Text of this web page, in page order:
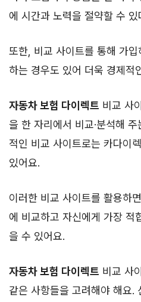
에 시간과 노력을 절약할 수
또한, 비교 사이트를 통해 가
하는 경우도 있어 더욱 경제적
자동차 보험 다이렉트 비교 사
을 한 자리에서 비교·분석해
적인 비교 사이트로는 카다이
있어요.
이러한 비교 사이트를 활용하
에 비교하고 자신에게 가장 적
을 수 있어요.
자동차 보험 다이렉트 비교 사
같은 사항들을 고려해야 해요.